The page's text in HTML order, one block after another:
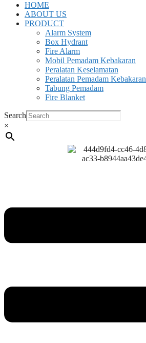
HOME
ABOUT US
PRODUCT
Alarm System
Box Hydrant
Fire Alarm
Mobil Pemadam Kebakaran
Peralatan Keselamatan
Peralatan Pemadam Kebakaran
Tabung Pemadam
Fire Blanket
Search
×